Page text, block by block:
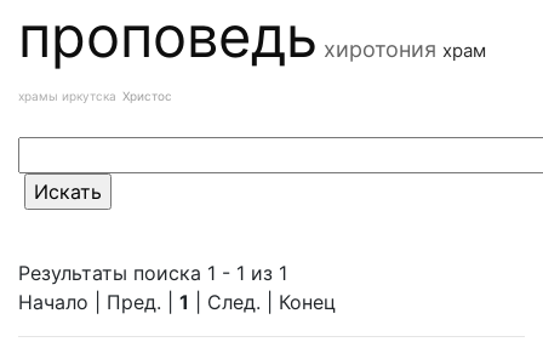
проповедь хиротония храм
храмы иркутска Христос
Результаты поиска 1 - 1 из 1
Начало | Пред. | 1 | След. | Конец